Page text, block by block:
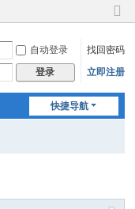
切
到
窄
自动登录
找回密码
登录 立即注册
快捷导航